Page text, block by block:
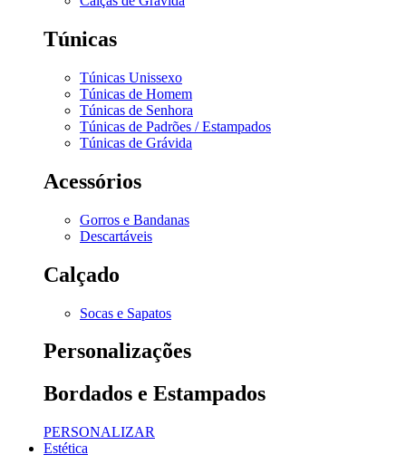
Túnicas
Túnicas Unissexo
Túnicas de Homem
Túnicas de Senhora
Túnicas de Padrões / Estampados
Túnicas de Grávida
Acessórios
Gorros e Bandanas
Descartáveis
Calçado
Socas e Sapatos
Personalizações
Bordados e Estampados
PERSONALIZAR
Estética